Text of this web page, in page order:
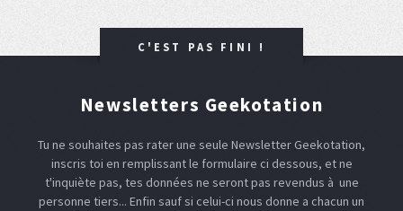
C'EST PAS FINI !
Newsletters Geekotation
Tu ne souhaites pas rater une seule Newsletter Geekotation,
inscris toi en remplissant le formulaire ci dessous, et ne
t'inquiète pas, tes données ne seront pas revendus à une
personne tiers... Enfin sauf si celui-ci nous donne a chacun un